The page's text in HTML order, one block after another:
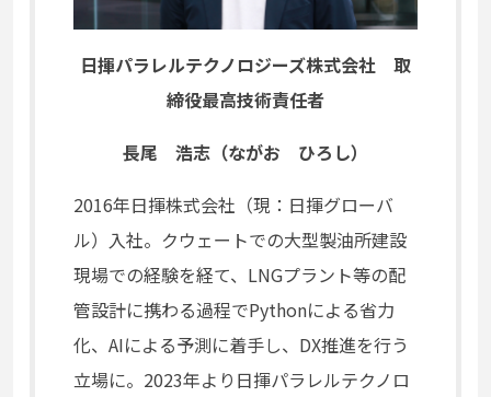
日揮パラレルテクノロジーズ株式会社 取
締役最高技術責任者
長尾 浩志（ながお ひろし）
2016年日揮株式会社（現：日揮グローバ
ル）入社。クウェートでの大型製油所建設
現場での経験を経て、LNGプラント等の配
管設計に携わる過程でPythonによる省力
化、AIによる予測に着手し、DX推進を行う
立場に。2023年より日揮パラレルテクノロ